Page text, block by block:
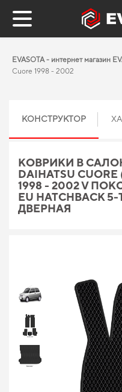
EVASOTA - интернет магазин
Cuore 1998 - 2002
КОНСТРУКТОР
КОВРИКИ В
DAIHATSU
1998 - 2002 V
EU HATCHBACK
ДВЕРНАЯ